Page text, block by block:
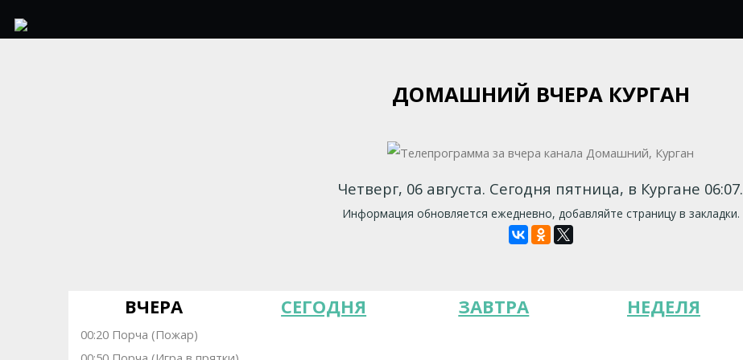
ДОМАШНИЙ ВЧЕРА КУРГАН
Четверг, 06 августа. Сегодня пятница, в Кургане 06:07.
Информация обновляется ежедневно, добавляйте страницу в закладки.
ВЧЕРА СЕГОДНЯ ЗАВТРА НЕДЕЛЯ
00:20 Порча (Пожар)